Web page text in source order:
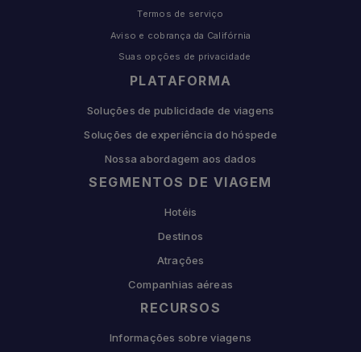
PLATAFORMA
Soluções de publicidade de viagens
Soluções de experiência do hóspede
Nossa abordagem aos dados
SEGMENTOS DE VIAGEM
Hotéis
Destinos
Atrações
Companhias aéreas
RECURSOS
Informações sobre viagens
Termos de serviço
Aviso e cobrança da Califórnia
Suas opções de privacidade